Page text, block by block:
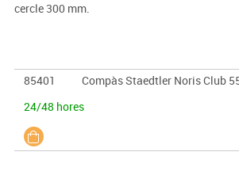
cercle 300 mm.
85401
Compàs Staedtler Noris Club
24/48 hores